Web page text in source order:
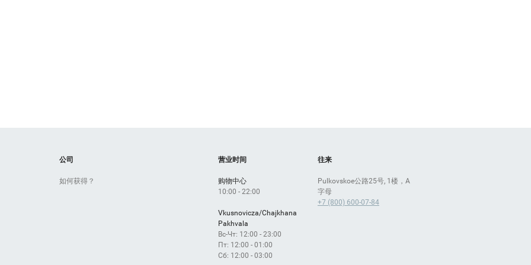
公司
如何获得？
营业时间
购物中心
10:00 - 22:00
Vkusnovicza/Chajkhana
Pakhvala
Вс-Чт: 12:00 - 23:00
Пт: 12:00 - 01:00
Сб: 12:00 - 03:00
往来
Pulkovskoe公路25号, 1楼，A
字母
+7 (800) 600-07-84